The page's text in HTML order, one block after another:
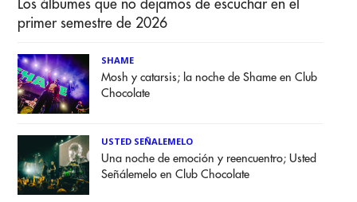
Los álbumes que no dejamos de escuchar en el
primer semestre de 2026
SHAME
Mosh y catarsis; la noche de Shame en Club
Chocolate
USTED SEÑALEMELO
Una noche de emoción y reencuentro; Usted
Señálemelo en Club Chocolate